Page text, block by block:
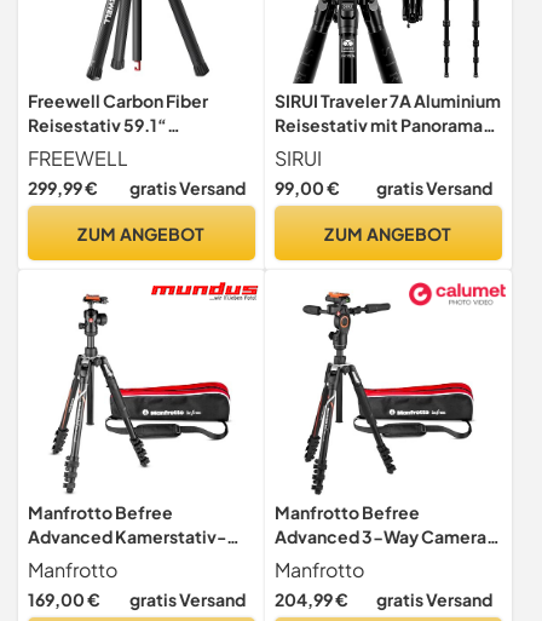
Freewell Carbon Fiber
Reisestativ 59.1“
Leichtgewicht 1.98 lbs
FREEWELL
299,99 € gratis Versand
ZUM ANGEBOT
SIRUI Traveler 7A Aluminium
Reisestativ mit Panorama-
Kugelkopf & für Arca Swiss
(164cm, 10kg, 1.89kg) -
Umwandelbar in
Kompakt
SIRUI
99,00 € gratis Versand
ZUM ANGEBOT
Manfrotto Befree
Advanced Kamerstativ-
Kit, Kompatibel mit Sony
Alpha7, Alpha9 Kameras,
Reisestativ-Set mit
Manfrotto
169,00 € gratis Versand
Manfrotto Befree
Advanced 3-Way Camera
Tripod for Sony's Alpha
Cameras, Aluminium Travel
MiniTripod, Lever Lock,
Manfrotto
204,99 € gratis Versand